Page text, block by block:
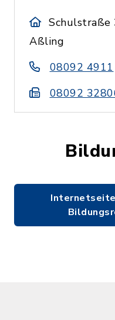
Schulstraße
Aßling
08092 4911
08092